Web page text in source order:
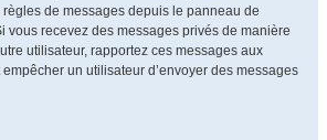
de messages depuis le panneau de
vous recevez des messages privés de manière
utilisateur, rapportez ces messages aux
un utilisateur d’envoyer des messages